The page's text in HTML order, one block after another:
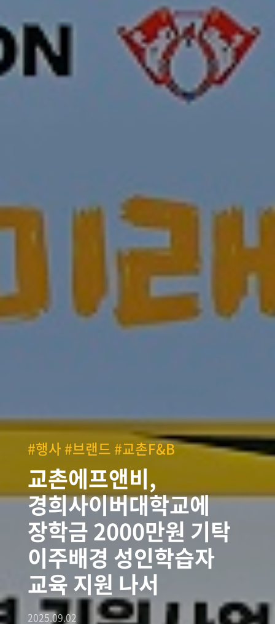
#행사 #브랜드 #교촌F&B
교촌에프앤비,
경희사이버대학교에
장학금 2000만원 기탁
이주배경 성인학습자
교육 지원 나서
2025.09.02